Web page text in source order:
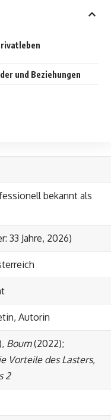
und Beziehungen
bekannt als
33 Jahre, 2026)
Autorin
Boum(2022);
Vorteile des Lasters,
2